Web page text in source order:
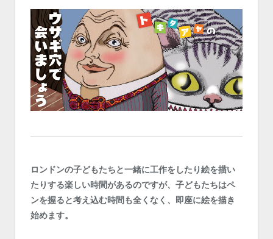
ロンドンの子どもたちと一緒に工作をしたり絵を描い
たりする楽しい時間があるのですが、子どもたちはペ
ンを握ると考え込む時間も全くなく、即座に絵を描き
始めます。